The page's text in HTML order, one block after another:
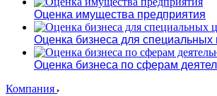
Оценка имущества предприятия
Оценка бизнеса для специальных
Оценка бизнеса по сферам
Компания
Абакан
Азов